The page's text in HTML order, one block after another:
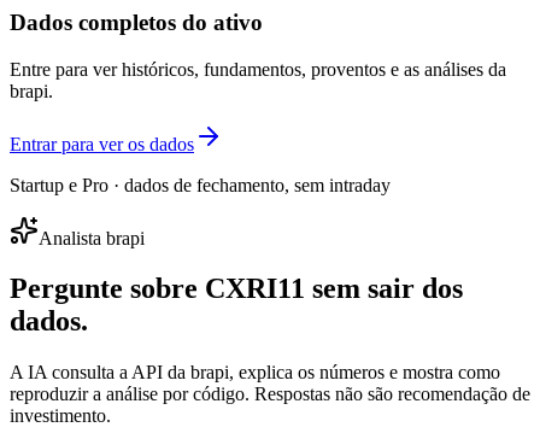
Dados completos do ativo
Entre para ver históricos, fundamentos, proventos e as análises da
brapi.
Entrar para ver os dados
Startup e Pro · dados de fechamento, sem intraday
Analista brapi
Pergunte sobre CXRI11 sem sair dos
dados.
A IA consulta a API da brapi, explica os números e mostra como
reproduzir a análise por código. Respostas não são recomendação de
investimento.